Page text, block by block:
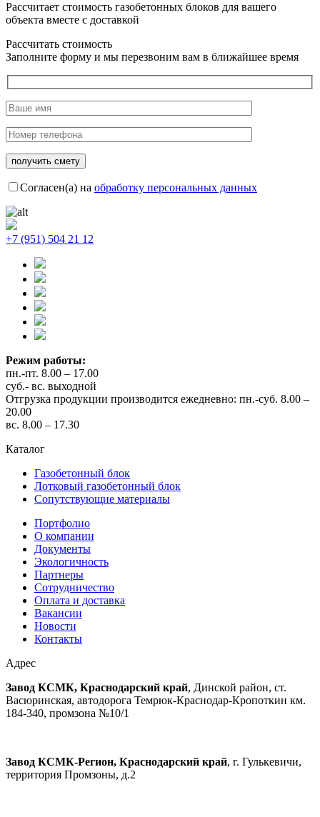
Рассчитает стоимость газобетонных блоков для вашего
объекта вместе с доставкой
Рассчитать стоимость
Заполните форму и мы перезвоним вам в ближайшее время
Согласен(а) на обработку персональных данных
+7 (951) 504 21 12
Режим работы:
пн.-пт. 8.00 – 17.00
суб.- вс. выходной
Отгрузка продукции производится ежедневно: пн.-суб. 8.00 –
20.00
вс. 8.00 – 17.30
Каталог
Газобетонный блок
Лотковый газобетонный блок
Сопутствующие материалы
Портфолио
О компании
Документы
Экологичность
Партнеры
Сотрудничество
Оплата и доставка
Вакансии
Новости
Контакты
Адрес
Завод КСМК, Краснодарский край, Динской район, ст.
Васюринская, автодорога Темрюк-Краснодар-Кропоткин км.
184-340, промзона №10/1
Завод КСМК-Регион, Краснодарский край, г. Гулькевичи,
территория Промзоны, д.2